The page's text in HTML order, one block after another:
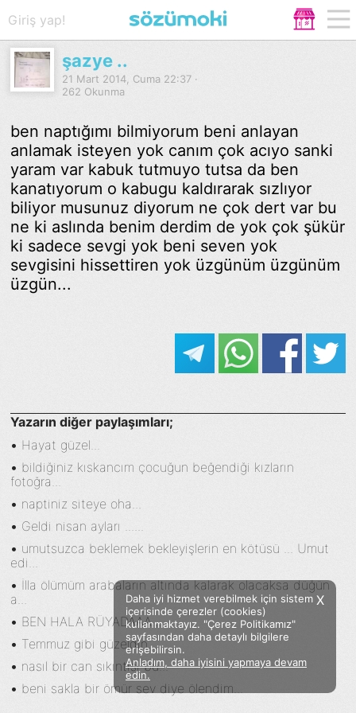
Facebook Twitter Instagram
Sözümoki © 2020 - V.8
Giriş yap!
şazye ..
21 Mart 2014, Cuma 22:37 ·
262 Okunma
ben naptığımı bilmiyorum beni anlayan
anlamak isteyen yok canım çok acıyo sanki
yaram var kabuk tutmuyo tutsa da ben
kanatıyorum o kabugu kaldırarak sızlıyor
biliyor musunuz diyorum ne çok dert var bu
ne ki aslında benim derdim de yok çok şükür
ki sadece sevgi yok beni seven yok
sevgisini hissettiren yok üzgünüm üzgünüm
üzgün...
Yazarın diğer paylaşımları;
• Hayat güzel...
• bildiğiniz kıskancım çocuğun beğendiği kızların
fotoğra...
• naptiniz siteye oha...
• Geldi nisan ayları ......
• umutsuzca beklemek bekleyişlerin en kötüsü ... Umut
edi...
• İlla ölümüm arabaların altında kalarak olacaksa düğün
a...
• BEN HALA RÜYADAAA...
• Temmuz gibi güzeldin...
• nasıl bir can sıkıntısı bu...
• beni sakla bir ömür sev diye ölendim...
X
Daha iyi hizmet verebilmek için sistem
içerisinde çerezler (cookies)
kullanmaktayız. "Çerez Politikamız"
sayfasından daha detaylı bilgilere
erişebilirsin.
Anladım, daha iyisini yapmaya devam
edin.